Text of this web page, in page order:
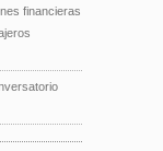
financieras